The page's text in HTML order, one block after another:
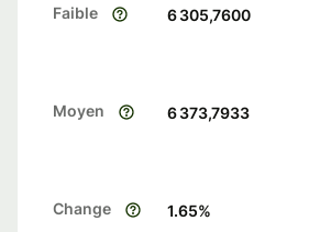
Faible 6 305,7600
Moyen 6 373,7933
Change 1.65%